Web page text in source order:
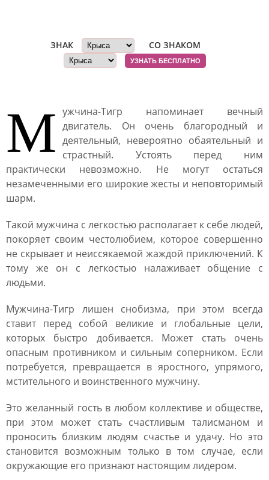
ЗНАК СО ЗНАКОМ
УЗНАТЬ БЕСПЛАТНО
М ужчина-Тигр напоминает вечный
двигатель. Он очень благородный и
деятельный, невероятно обаятельный и
страстный. Устоять перед ним
практически невозможно. Не могут остаться
незамеченными его широкие жесты и неповторимый
шарм.
Такой мужчина с легкостью располагает к себе людей,
покоряет своим честолюбием, которое совершенно
не скрывает и неиссякаемой жаждой приключений. К
тому же он с легкостью налаживает общение с
людьми.
Мужчина-Тигр лишен снобизма, при этом всегда
ставит перед собой великие и глобальные цели,
которых быстро добивается. Может стать очень
опасным противником и сильным соперником. Если
потребуется, превращается в яростного, упрямого,
мстительного и воинственного мужчину.
Это желанный гость в любом коллективе и обществе,
при этом может стать счастливым талисманом и
проносить близким людям счастье и удачу. Но это
становится возможным только в том случае, если
окружающие его признают настоящим лидером.